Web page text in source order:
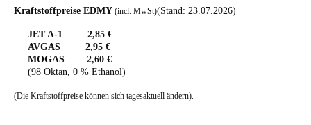
Kraftstoffpreise EDMY (incl. MwSt)(Stand: 23.07.2026)
JET A-1 2,85 €
AVGAS 2,95 €
MOGAS 2,60 €
(98 Oktan, 0 % Ethanol)
(Die Kraftstoffpreise können sich tagesaktuell ändern).